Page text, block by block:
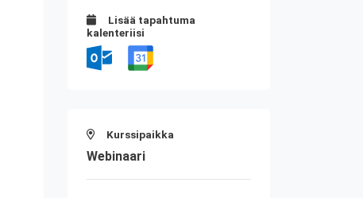
Lisää tapahtuma
kalenteriisi
Kurssipaikka
Webinaari